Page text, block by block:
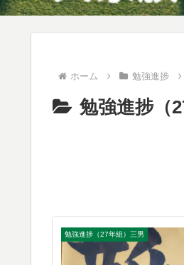
ホーム 勉強進捗
勉強進捗（
勉強進捗（27年組）三男